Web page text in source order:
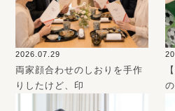
2026.07.29
両家顔合わせのしおりを手作
りしたけど、印